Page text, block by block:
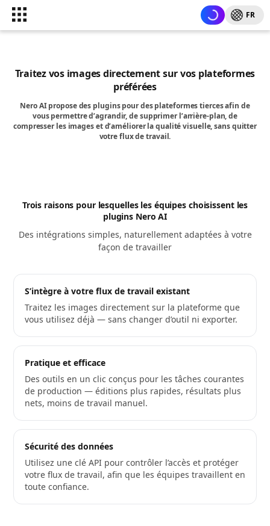
FR
Traitez vos images directement sur vos plateformes
préférées
Nero AI propose des plugins pour des plateformes tierces afin de
vous permettre d’agrandir, de supprimer l’arrière-plan, de
compresser les images et d’améliorer la qualité visuelle, sans quitter
votre flux de travail.
Trois raisons pour lesquelles les équipes choisissent les
plugins Nero AI
Des intégrations simples, naturellement adaptées à votre
façon de travailler
S’intègre à votre flux de travail existant
Traitez les images directement sur la plateforme que
vous utilisez déjà — sans changer d’outil ni exporter.
Pratique et efficace
Des outils en un clic conçus pour les tâches courantes
de production — éditions plus rapides, résultats plus
nets, moins de travail manuel.
Sécurité des données
Utilisez une clé API pour contrôler l’accès et protéger
votre flux de travail, afin que les équipes travaillent en
toute confiance.